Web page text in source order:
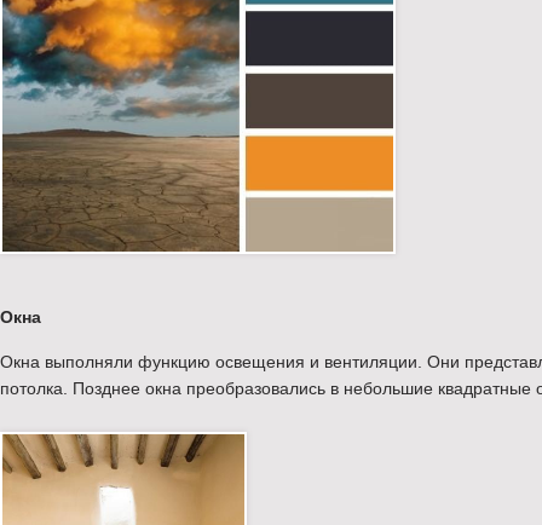
Окна
Окна выполняли функцию освещения и вентиляции. Они
потолка. Позднее окна преобразовались в небольшие квадратные